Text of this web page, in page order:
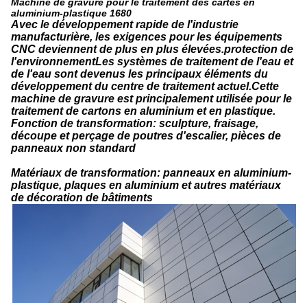
aluminium-plastique 1680
Avec le développement rapide de l'industrie
manufacturière, les exigences pour les équipements
CNC deviennent de plus en plus élevées.protection de
l'environnementLes systèmes de traitement de l'eau et
de l'eau sont devenus les principaux éléments du
développement du centre de traitement actuel.Cette
machine de gravure est principalement utilisée pour le
traitement de cartons en aluminium et en plastique.
Fonction de transformation: sculpture, fraisage,
découpe et perçage de poutres d'escalier, pièces de
panneaux non standard
Matériaux de transformation: panneaux en aluminium-
plastique, plaques en aluminium et autres matériaux
de décoration de bâtiments